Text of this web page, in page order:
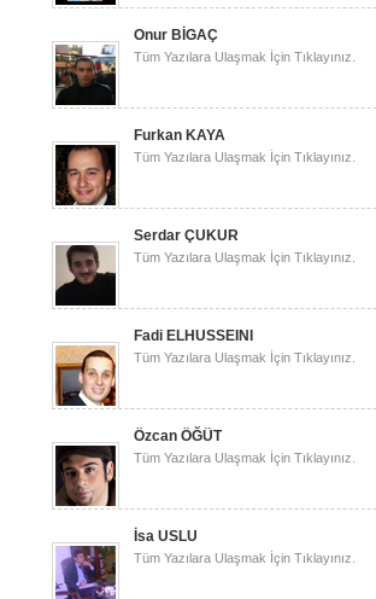
Onur BİGAÇ
Tüm Yazılara Ulaşmak İçin Tıklayınız.
Furkan KAYA
Tüm Yazılara Ulaşmak İçin Tıklayınız.
Serdar ÇUKUR
Tüm Yazılara Ulaşmak İçin Tıklayınız.
Fadi ELHUSSEINI
Tüm Yazılara Ulaşmak İçin Tıklayınız.
Özcan ÖĞÜT
Tüm Yazılara Ulaşmak İçin Tıklayınız.
İsa USLU
Tüm Yazılara Ulaşmak İçin Tıklayınız.